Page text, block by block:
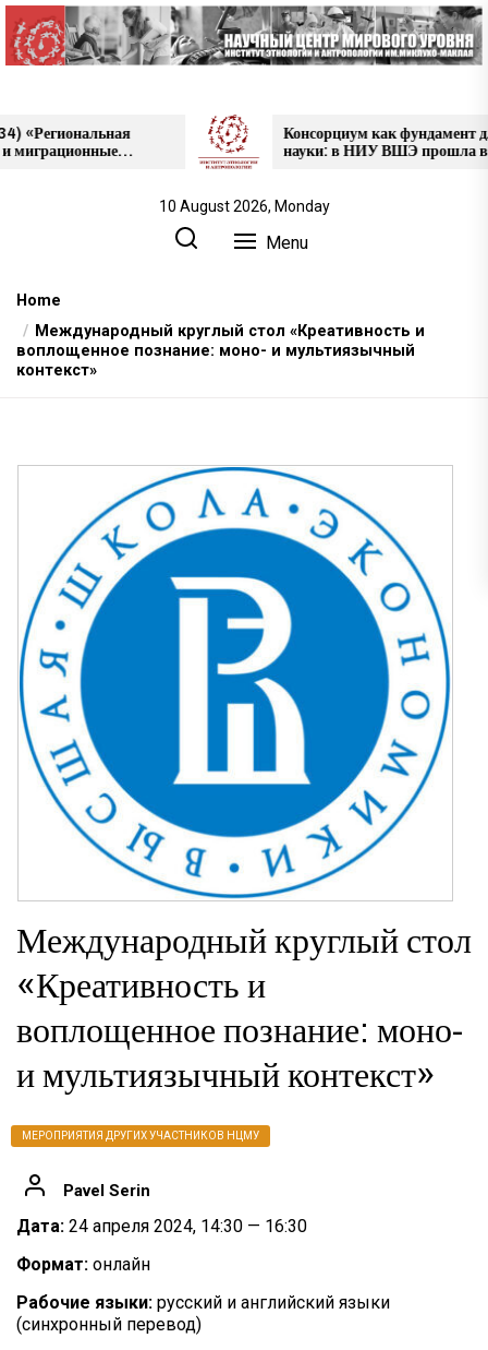
Skip
to
the
Консорциум как фундамент для
науки: в НИУ ВШЭ прошла выставка
проектов НЦМУ
10 August 2026, Monday
Menu
Home
Международный круглый стол «Креативность и
воплощенное познание: моно- и мультиязычный
контекст»
Международный круглый стол
«Креативность и
воплощенное познание: моно-
и мультиязычный контекст»
МЕРОПРИЯТИЯ ДРУГИХ УЧАСТНИКОВ НЦМУ
Pavel Serin
Дата: 24 апреля 2024, 14:30 — 16:30
Формат: онлайн
Рабочие языки: русский и английский языки
(синхронный перевод)